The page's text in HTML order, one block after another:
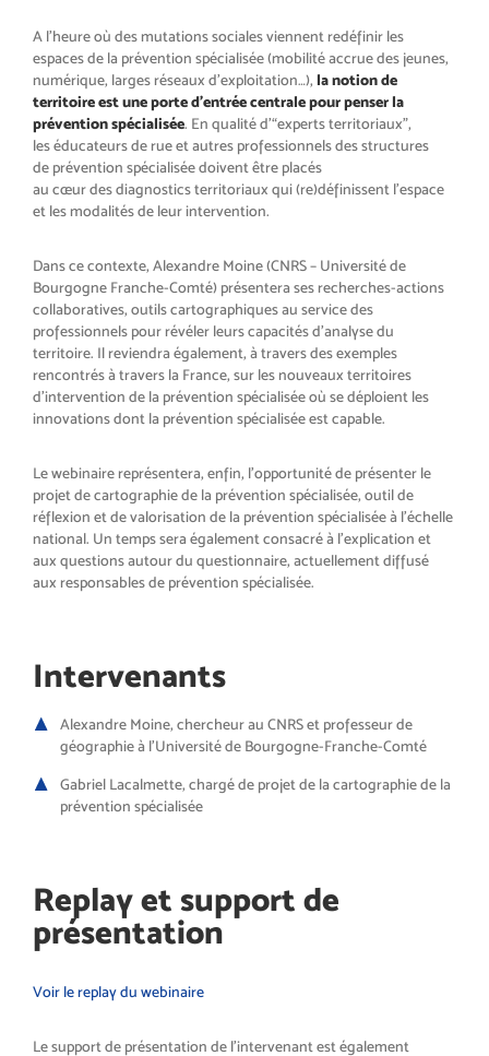
A l’heure où des mutations sociales viennent redéfinir les
espaces de la prévention spécialisée (mobilité accrue des jeunes,
numérique, larges réseaux d’exploitation…), la notion de
territoire est une porte d’entrée centrale pour penser la
prévention spécialisée. En qualité d’“experts territoriaux”,
les éducateurs de rue et autres professionnels des structures
de prévention spécialisée doivent être placés
au cœur des diagnostics territoriaux qui (re)définissent l’espace
et les modalités de leur intervention.
Dans ce contexte, Alexandre Moine (CNRS – Université de
Bourgogne Franche-Comté) présentera ses recherches-actions
collaboratives, outils cartographiques au service des
professionnels pour révéler leurs capacités d’analyse du
territoire. Il reviendra également, à travers des exemples
rencontrés à travers la France, sur les nouveaux territoires
d’intervention de la prévention spécialisée où se déploient les
innovations dont la prévention spécialisée est capable.
Le webinaire représentera, enfin, l’opportunité de présenter le
projet de cartographie de la prévention spécialisée, outil de
réflexion et de valorisation de la prévention spécialisée à l’échelle
national. Un temps sera également consacré à l’explication et
aux questions autour du questionnaire, actuellement diffusé
aux responsables de prévention spécialisée.
Intervenants
Alexandre Moine, chercheur au CNRS et professeur de
géographie à l’Université de Bourgogne-Franche-Comté
Gabriel Lacalmette, chargé de projet de la cartographie de la
prévention spécialisée
Replay et support de
présentation
Voir le replay du webinaire
Le support de présentation de l’intervenant est également